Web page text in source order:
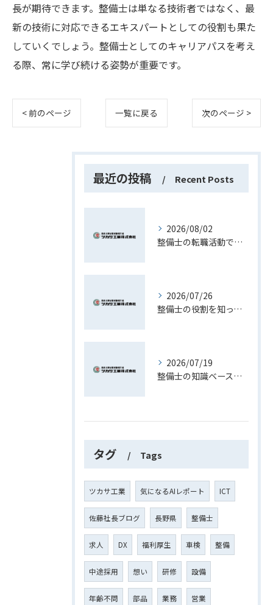
長が期待できます。整備士は単なる技術者ではなく、最
新の技術に対応できるエキスパートとしての役割も果た
していくでしょう。整備士としてのキャリアパスを考え
る際、常に学び続ける姿勢が重要です。
< 前のページ 一覧に戻る 次のページ >
最近の投稿 Recent Posts
2026/08/02
整備士の転職活動で資格や経験を最大限活かす現実的な進め方ガイド
2026/07/26
整備士の役割を知って長野県で理想のキャリアを築くための実践ガイド
2026/07/19
整備士の知識ベースを活かしたキャリアと実務スキル向上への道
タグ Tags
ツカサ工業 気になるAIレポート ICT
佐藤社長ブログ 長野県 整備士
求人 DX 福利厚生 車検 整備
中途採用 想い 研修 設備
年齢不問 部品 業務 営業